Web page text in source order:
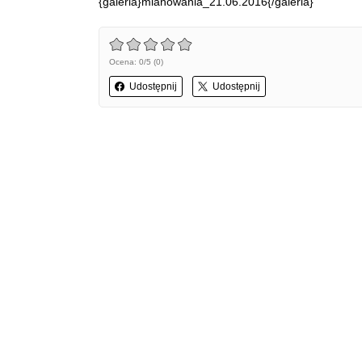
Ocena: 0/5 (0)
Udostępnij Udostępnij